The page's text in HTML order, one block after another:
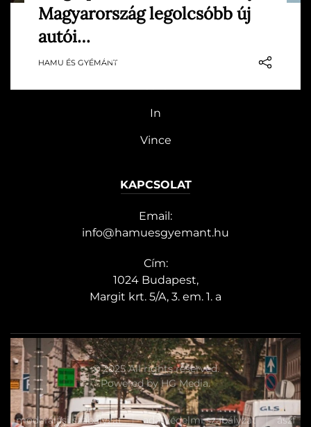
nagyobb anyagi döntés, mint néhány
évvel ezelőtt. A legolcsóbb modellek ára is
ebben a sávban azonban meglepően éles
Magyarország legolcsóbb új
autói…
HAMU ÉS GYÉMÁNT
HG MEDIA
Magazin-előfizetés
In
Vince
KAPCSOLAT
Email:
info@hamuesgyemant.hu
Cím:
1024 Budapest,
Margit krt. 5/A, 3. em. 1. a
© 2025 All rights reserved.
Powered byHG Media.
moderálási szabályzat adatvédelmi szabályzat ászf